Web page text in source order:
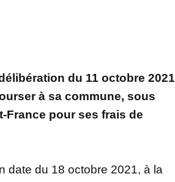
du 11 octobre 2021
à sa commune, sous
France pour ses frais de
date du 18 octobre 2021, à la